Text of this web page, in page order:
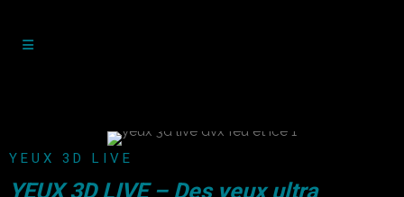
YEUX 3D LIVE
YEUX 3D LIVE – Des yeux ultra